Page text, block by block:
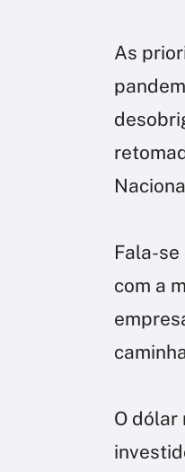
As
Fala-
com a
O dólar